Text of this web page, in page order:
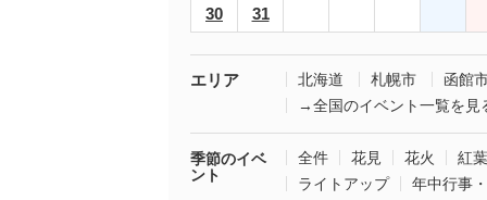
30
31
エリア 北海道 札幌市
函館
→全国のイベント一覧を見
季節のイベ
ント
全件 花見 花火
紅葉
ライトアップ
年中行事